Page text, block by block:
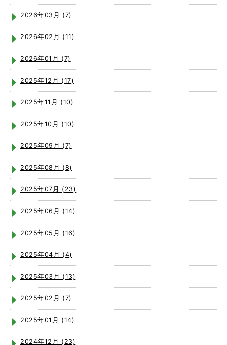
2026年03月 (7)
2026年02月 (11)
2026年01月 (7)
2025年12月 (17)
2025年11月 (10)
2025年10月 (10)
2025年09月 (7)
2025年08月 (8)
2025年07月 (23)
2025年06月 (14)
2025年05月 (16)
2025年04月 (4)
2025年03月 (13)
2025年02月 (7)
2025年01月 (14)
2024年12月 (23)